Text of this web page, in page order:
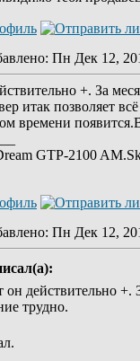
: Пн Дек 12,
+. За
итак позволяет
времени
GTP-2100
: Пн Дек 12,
он действительно +.
трудно.